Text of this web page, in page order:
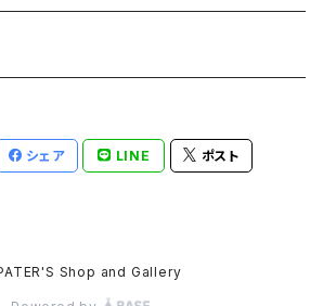
シェア LINE ポスト
Shop and Gallery